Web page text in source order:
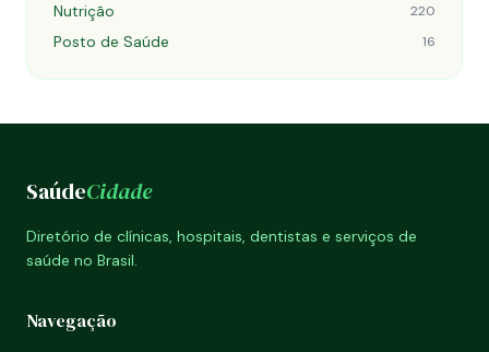
Nutrição 220
Posto de Saúde 16
SaúdeCidade
Diretório de clínicas, hospitais, dentistas e serviços de
saúde no Brasil.
Navegação